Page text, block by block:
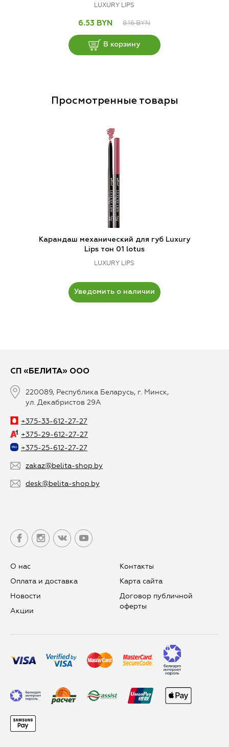
LUXURY LIPS
6.53 BYN 8.16 BYN
В корзину
Просмотренные товары
Карандаш механический для губ Luxury
Lips тон 01 lotus
LUXURY LIPS
Уведомить о наличии
СП «БЕЛИТА» ООО
220089, Республика Беларусь, г. Минск,
ул. Декабристов 29А
+375-33-612-27-27
+375-29-612-27-27
+375-25-612-27-27
zakaz@belita-shop.by
desk@belita-shop.by
О нас
Оплата и доставка
Новости
Aкции
Контакты
Карта сайта
Договор публичной
оферты